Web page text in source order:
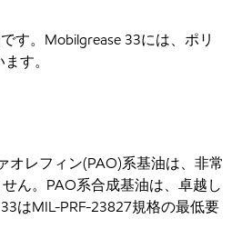
す。Mobilgrease 33には、ポリ
す。
オレフィン(PAO)系基油は、非常
ん。PAO系合成基油は、卓越し
はMIL-PRF-23827規格の最低要